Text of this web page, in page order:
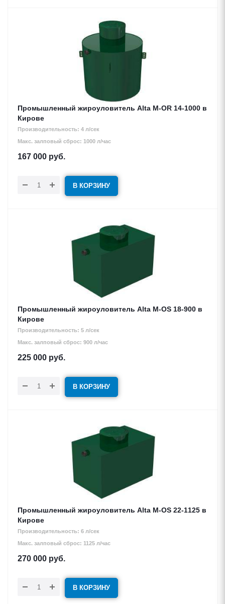
Промышленный жироуловитель Alta М-OR 14-1000 в
Кирове
Производительность: 4 л/сек
Макс. залповый сброс: 1000 л/час
167 000 руб.
В КОРЗИНУ
Промышленный жироуловитель Alta М-OS 18-900 в
Кирове
Производительность: 5 л/сек
Макс. залповый сброс: 900 л/час
225 000 руб.
В КОРЗИНУ
Промышленный жироуловитель Alta М-OS 22-1125 в
Кирове
Производительность: 6 л/сек
Макс. залповый сброс: 1125 л/час
270 000 руб.
В КОРЗИНУ